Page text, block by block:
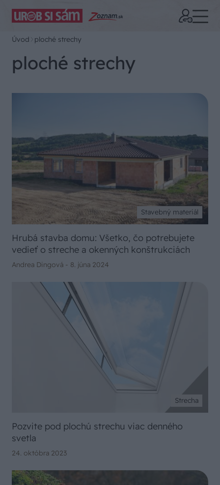
Úvod ploché strechy
ploché strechy
Stavebný materiál
Hrubá stavba domu: Všetko, čo potrebujete
vedieť o streche a okenných konštrukciách
Andrea Dingová - 8. júna 2024
Strecha
Pozvite pod plochú strechu viac denného
svetla
24. októbra 2023